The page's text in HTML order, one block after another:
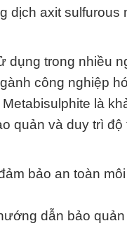
dịch axit sulfurous
dụng trong nhiều
công nghiệp
là
quản và duy trì
bảo an toàn
dẫn bảo